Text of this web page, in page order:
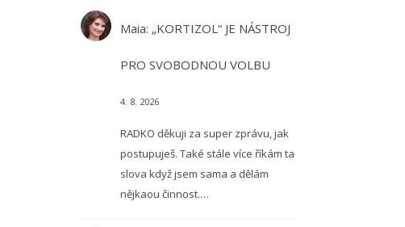
Maia: „KORTIZOL“ JE NÁSTROJ
PRO SVOBODNOU VOLBU
4. 8. 2026
RADKO děkuji za super zprávu, jak
postupuješ. Také stále více říkám ta
slova když jsem sama a dělám
nějkaou činnost.…